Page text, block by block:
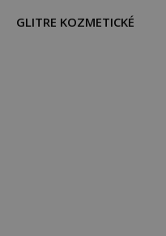
GLITRE KOZMETICKÉ